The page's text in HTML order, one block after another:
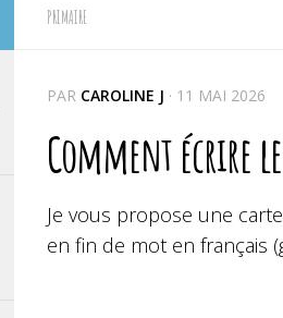
PRIMAIRE
PAR CAROLINE J · 11 MAI 2026
Comment écrire
Je vous propose une
en fin de mot en français